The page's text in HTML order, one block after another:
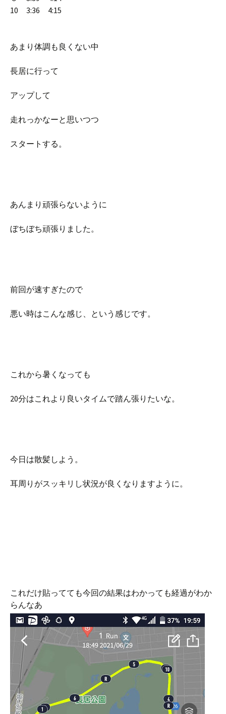
10 3:36 4:15
あまり体調も良くない中
長居に行って
アップして
走れっかなーと思いつつ
スタートする。
あんまり頑張らないように
ぼちぼち頑張りました。
前回が速すぎたので
悪い時はこんな感じ、という感じです。
これから暑くなっても
20分はこれより良いタイムで踏ん張りたいな。
今日は散髪しよう。
耳周りがスッキリし状況が良くなりますように。
これだけ貼ってても今回の結果はわかっても経過がわか
らんなあ